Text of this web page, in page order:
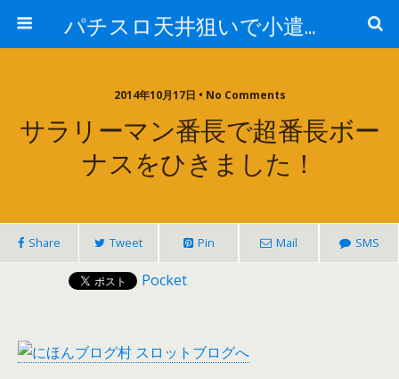
パチスロ天井狙いで小遣い６万！スロット天井解析・実践ブログ
2014年10月17日 • No Comments
サラリーマン番長で超番長ボー
ナスをひきました！
Share Tweet Pin Mail SMS
Pocket